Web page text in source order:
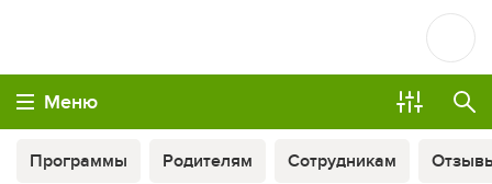
Меню
Программы Родителям Сотрудникам